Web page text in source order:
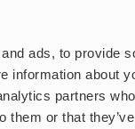
ads, to provide
information about
partners
them or that